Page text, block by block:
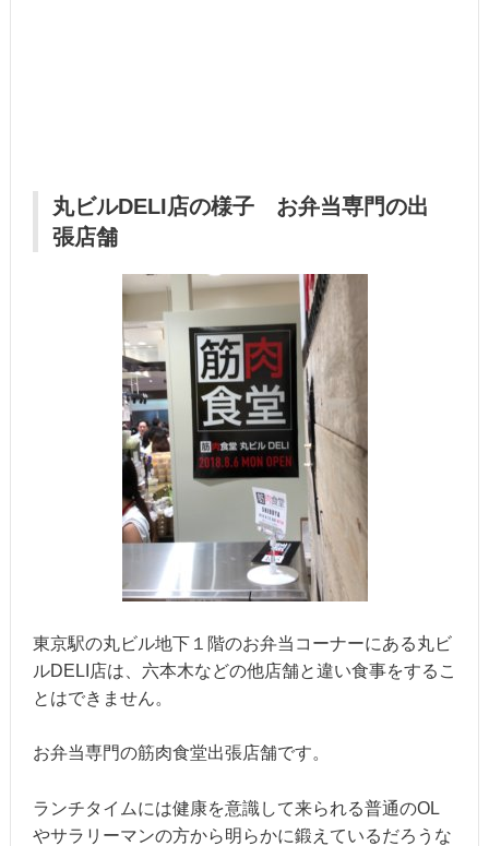
丸ビルDELI店の様子 お弁当専門の出
張店舗
東京駅の丸ビル地下１階のお弁当コーナーにある丸ビ
ルDELI店は、六本木などの他店舗と違い食事をするこ
とはできません。
お弁当専門の筋肉食堂出張店舗です。
ランチタイムには健康を意識して来られる普通のOL
やサラリーマンの方から明らかに鍛えているだろうな